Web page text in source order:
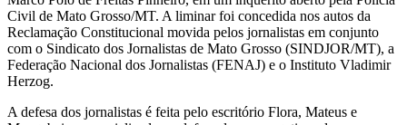
Civil de Mato Grosso/MT. A liminar foi concedida nos autos da
Reclamação Constitucional movida pelos jornalistas em conjunto
com o Sindicato dos Jornalistas de Mato Grosso (SINDJOR/MT), a
Federação Nacional dos Jornalistas (FENAJ) e o Instituto Vladimir
Herzog.
A defesa dos jornalistas é feita pelo escritório Flora, Mateus e